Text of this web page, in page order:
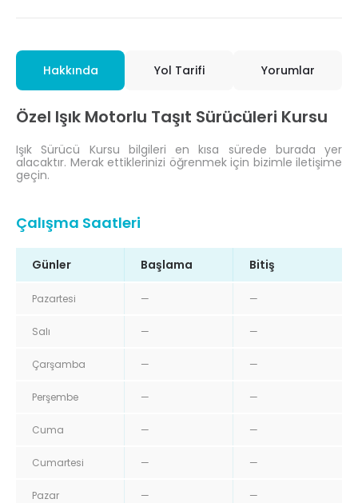
Hakkında Yol Tarifi Yorumlar
Özel Işık Motorlu Taşıt Sürücüleri Kursu
Işık Sürücü Kursu bilgileri en kısa sürede burada yer
alacaktır. Merak ettiklerinizi öğrenmek için bizimle iletişime
geçin.
Çalışma Saatleri
Günler Başlama Bitiş
Pazartesi — —
Salı — —
Çarşamba — —
Perşembe — —
Cuma — —
Cumartesi — —
Pazar — —